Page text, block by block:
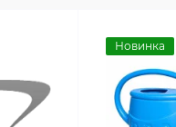
Новинка